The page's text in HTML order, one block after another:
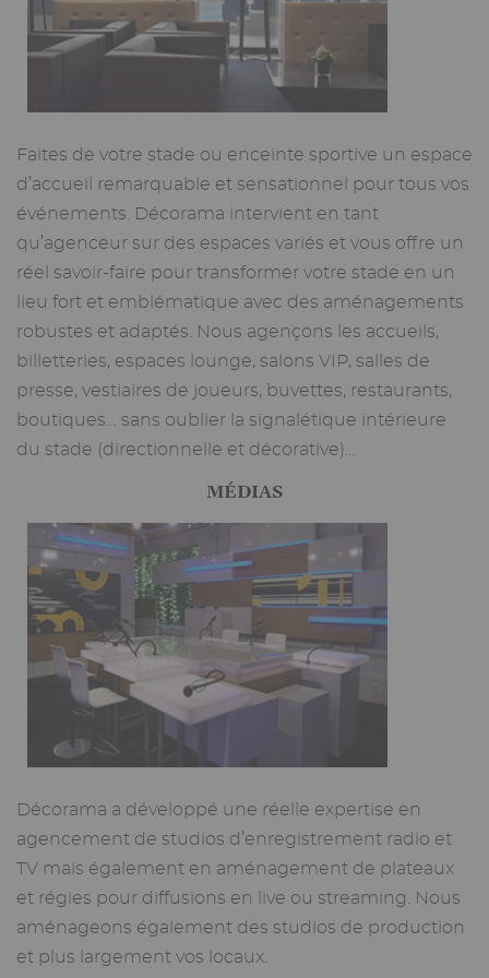
Faites de votre stade ou enceinte sportive un espace
d’accueil remarquable et sensationnel pour tous vos
événements. Décorama intervient en tant
qu’agenceur sur des espaces variés et vous offre un
réel savoir-faire pour transformer votre stade en un
lieu fort et emblématique avec des aménagements
robustes et adaptés. Nous agençons les accueils,
billetteries, espaces lounge, salons VIP, salles de
presse, vestiaires de joueurs, buvettes, restaurants,
boutiques… sans oublier la signalétique intérieure
du stade (directionnelle et décorative)…
MÉDIAS
Décorama a développé une réelle expertise en
agencement de studios d’enregistrement radio et
TV mais également en aménagement de plateaux
et régies pour diffusions en live ou streaming. Nous
aménageons également des studios de production
et plus largement vos locaux.